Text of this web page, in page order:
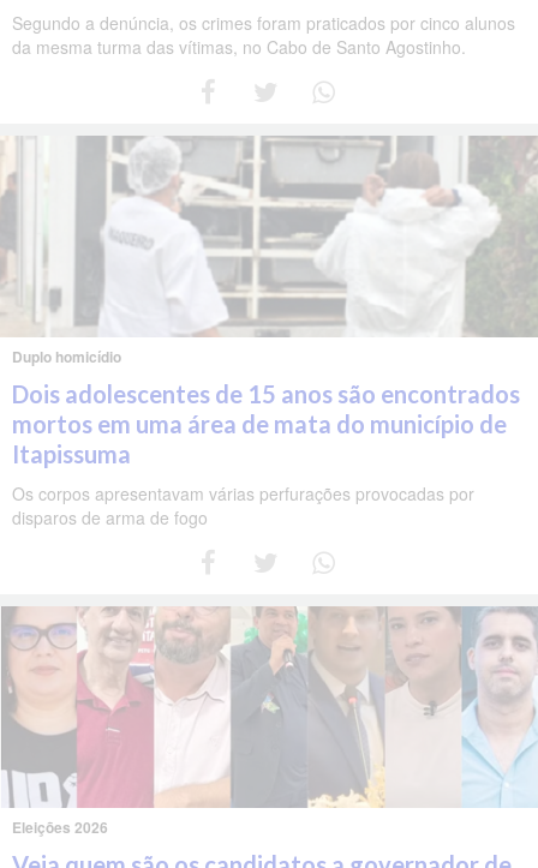
Segundo a denúncia, os crimes foram praticados por cinco alunos
da mesma turma das vítimas, no Cabo de Santo Agostinho.
Duplo homicídio
Dois adolescentes de 15 anos são encontrados
mortos em uma área de mata do município de
Itapissuma
Os corpos apresentavam várias perfurações provocadas por
disparos de arma de fogo
Eleições 2026